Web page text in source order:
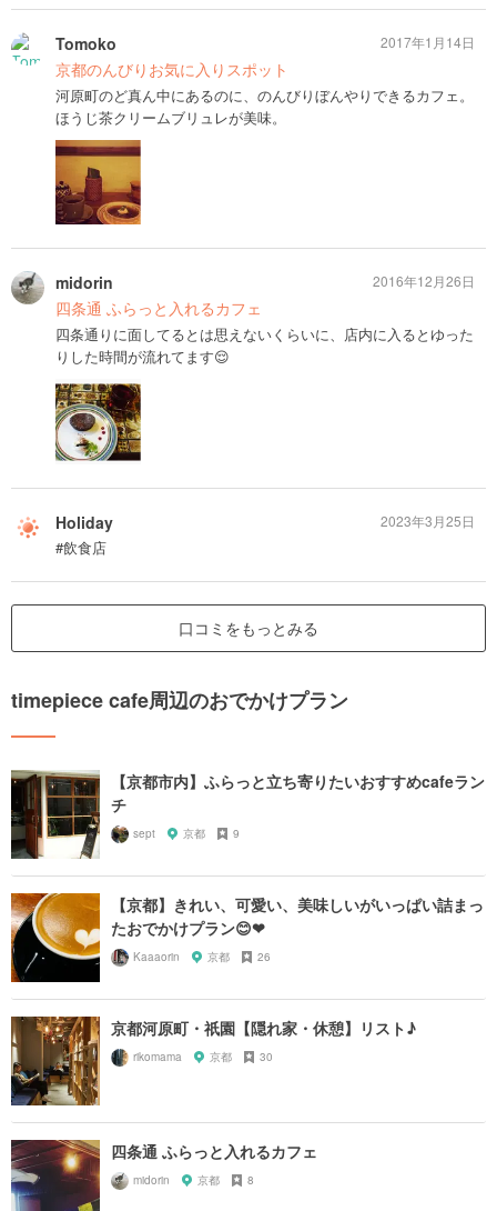
Tomoko
京都のんびりお気に入りスポット
河原町のど真ん中にあるのに、のんびりぼんやりできるカフェ。
ほうじ茶クリームブリュレが美味。
2017年1月14日
midorin
四条通 ふらっと入れるカフェ
四条通りに面してるとは思えないくらいに、店内に入るとゆった
りした時間が流れてます😌
2016年12月26日
Holiday
#飲食店
2023年3月25日
口コミをもっとみる
timepiece cafe周辺のおでかけプラン
【京都市内】ふらっと立ち寄りたいおすすめcafeラン
チ
sept 京都 9
【京都】きれい、可愛い、美味しいがいっぱい詰まっ
たおでかけプラン😊❤
Kaaaorin 京都 26
京都河原町・祇園【隠れ家・休憩】リスト♪
rikomama 京都 30
四条通 ふらっと入れるカフェ
midorin 京都 8